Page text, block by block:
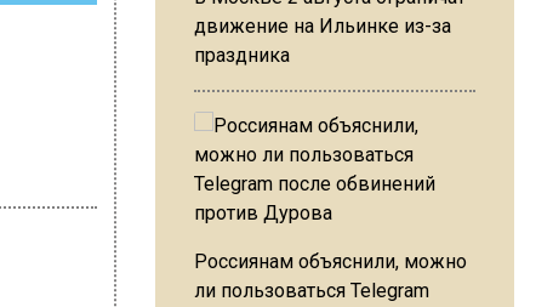
движение на Ильинке из-за
праздника
Россиянам объяснили, можно
ли пользоваться Telegram